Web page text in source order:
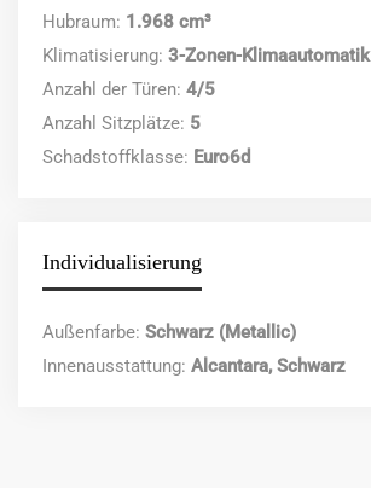
Hubraum: 1.968 cm³
Klimatisierung: 3-Zonen-Klimaautomatik
Anzahl der Türen: 4/5
Anzahl Sitzplätze: 5
Schadstoffklasse: Euro6d
Individualisierung
Außenfarbe: Schwarz (Metallic)
Innenausstattung: Alcantara, Schwarz